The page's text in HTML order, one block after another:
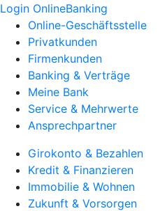
Login OnlineBanking
Online-Geschäftsstelle
Privatkunden
Firmenkunden
Banking & Verträge
Meine Bank
Service & Mehrwerte
Ansprechpartner
Girokonto & Bezahlen
Kredit & Finanzieren
Immobilie & Wohnen
Zukunft & Vorsorgen